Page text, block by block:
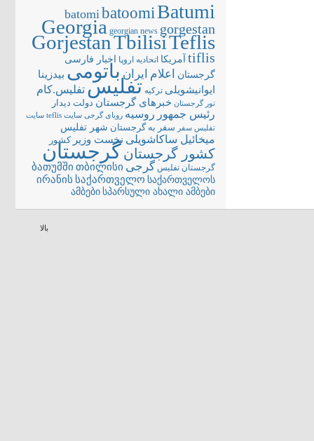
batomibatoomiBatumi
Georgia georgian news gorgestan
GorjestanTbilisiTeflis
tiflis آمریکا اتحادیه اروپا
اخبار فارسی
گرجستان
اعلام ایران باتومی بیدزینا
ایوانیشویلی ترکیه تفلیستفلیس.کام
تور گرجستان خبرهای گرجستان دولت دیدار
رئیس جمهور روسیه رویای گرجی سایت teflis
سایت
تفلیس سفر سفر به گرجستان شهر تفلیس
میخائیل ساکاشویلی نخست وزیر کشور
کشور گرجستانگرجستان
گرجستان تفلیس گرجی ბათუმში თბილისი
ირანის საქართველო საქართველოს
ამბები სპარსული ახალი ამბები
بالا